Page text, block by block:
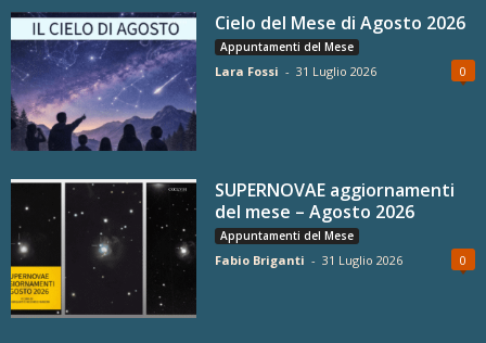
Cielo del Mese di Agosto 2026
Appuntamenti del Mese
Lara Fossi - 31 Luglio 2026 0
SUPERNOVAE aggiornamenti
del mese – Agosto 2026
Appuntamenti del Mese
Fabio Briganti - 31 Luglio 2026 0